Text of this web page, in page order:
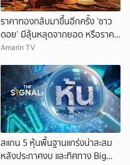
ราคาทองกลับมาขึ้นอีกครั้ง ‘ชาว
ดอย’ มีลุ้นหลุดจากยอด หรือราคา
จะลงอีก?
Amarin TV
สแกน 5 หุ้นพื้นฐานแกร่งน่าสะสม
หลังประกาศงบ และทิศทาง Big